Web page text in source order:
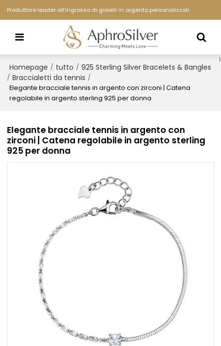
Produttore leader all'ingrosso di gioielli in argento personalizzati
Homepage / tutto / 925 Sterling Silver Bracelets & Bangles
/ Braccialetti da tennis /
Elegante bracciale tennis in argento con zirconi | Catena
regolabile in argento sterling 925 per donna
Elegante bracciale tennis in argento con
zirconi | Catena regolabile in argento sterling
925 per donna